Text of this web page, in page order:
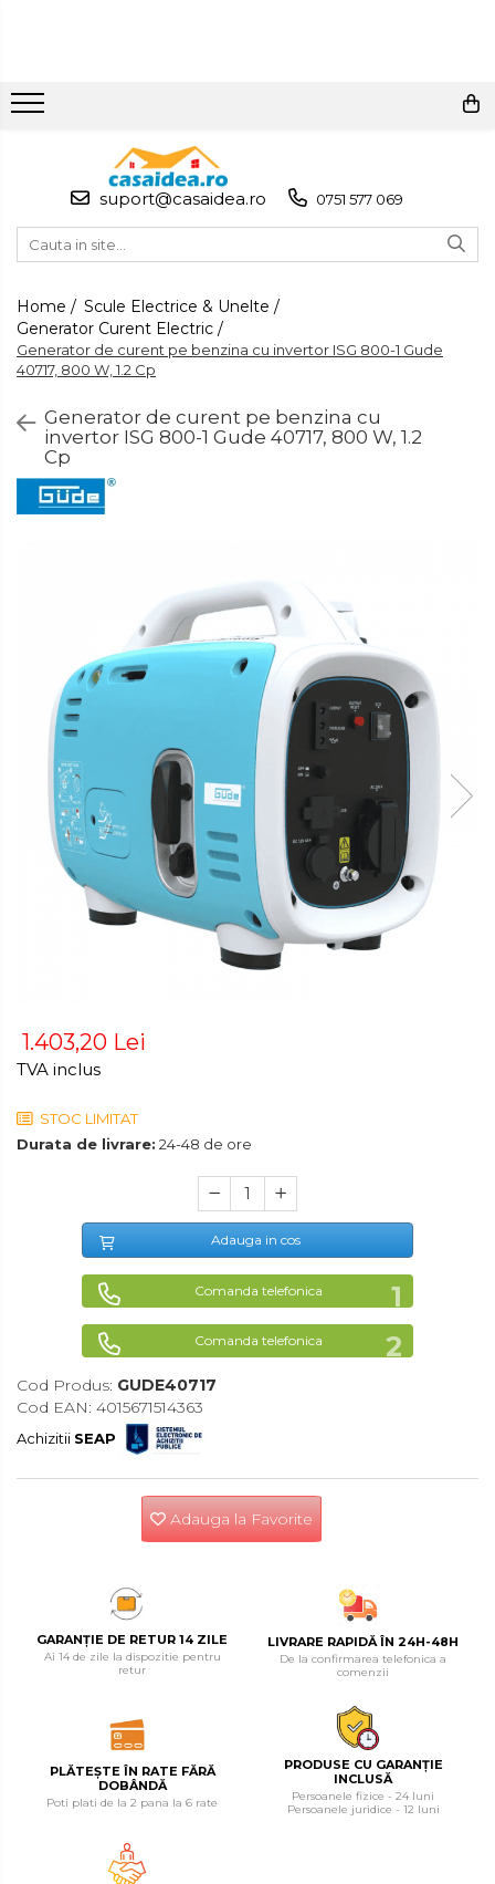
Adeziv Instant & Super Glue
Epoxidic
Pasta de Lipit Universala
Blocator & Solutie Blocare
Suruburi
Banda Teflon
Articole Pentru Casa
Alarme Casa
Accesorii Baie
Accesorii Telefoane
Casti Audio
Accesorii Laptop & PC
Ultrasunete
Cutii Depozitare
Chinga & Suport Mobila
Accesorii
Jucarii
Microscoape
Cantare
Baterii & Acumulatori
Baterii AAA
Baterii AA
Corpuri de
Iluminat
Lanterne
Proiectoare
Iluminare Led
Echipamente
Pentru
Service-uri
Auto
Tester de Tensiune
Manometru
Antifurt Bicicleta
Densimetru
Tester Baterie Auto
Cheie Roti
Cheie Filtru Ulei
Scule de
suport@casaidea.ro 0751 577 069
Home / Scule Electrice & Unelte /
Generator Curent Electric /
Generator de curent pe benzina cu invertor ISG 800-1 Gude
40717, 800 W, 1.2 Cp
Generator de curent pe benzina cu
invertor ISG 800-1 Gude 40717, 800 W, 1.2
Cp
1.403,20 Lei
TVA inclus
STOC LIMITAT
Durata de livrare: 24-48 de ore
Adauga in cos
Comanda telefonica
Comanda telefonica
Cod Produs: GUDE40717
Cod EAN: 4015671514363
Achizitii SEAP
Adauga la Favorite
GARANȚIE DE RETUR 14 ZILE
Ai 14 de zile la dispozitie pentru
retur
LIVRARE RAPIDĂ ÎN 24H-48H
De la confirmarea telefonica a
comenzii
PLĂTEȘTE ÎN RATE FĂRĂ
DOBÂNDĂ
Poti plati de la 2 pana la 6 rate
PRODUSE CU GARANȚIE
INCLUSĂ
Persoanele fizice - 24 luni
Persoanele juridice - 12 luni